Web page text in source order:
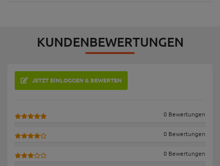
KUNDENBEWERTUNGEN
JETZT EINLOGGEN & BEWERTEN
0 Bewertungen
0 Bewertungen
0 Bewertungen